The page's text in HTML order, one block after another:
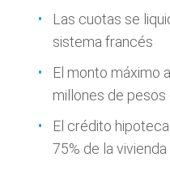
Las cuotas se
sistema francés
El monto máximo
millones de
El crédito
75% de la vivienda